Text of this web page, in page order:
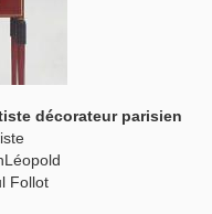
décorateur parisien
Follot